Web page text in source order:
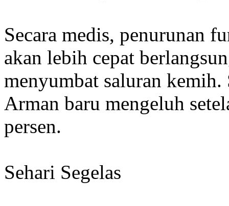
Secara medis, penurunan
akan lebih cepat
menyumbat saluran
Arman baru mengeluh
persen.
Sehari Segelas